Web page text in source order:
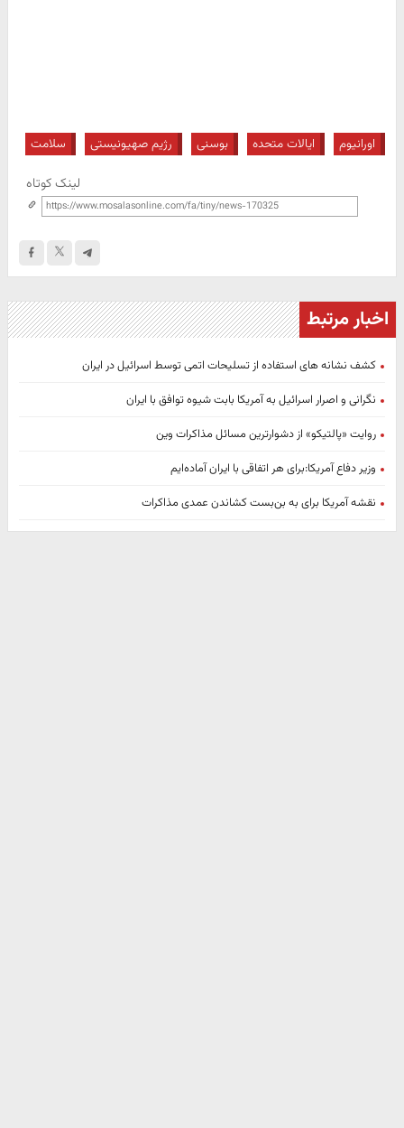
اورانیوم ایالات متحده بوسنی رژیم صهیونیستی سلامت
لینک کوتاه
اخبار مرتبط
کشف نشانه های استفاده از تسلیحات اتمی توسط اسرائیل در ایران
نگرانی و اصرار اسرائیل به آمریکا بابت شیوه توافق با ایران
روایت «پالتیکو» از دشوارترین مسائل مذاکرات وین
وزیر دفاع آمریکا:برای هر اتفاقی با ایران آماده‌ایم
نقشه آمریکا برای به بن‌بست کشاندن عمدی مذاکرات